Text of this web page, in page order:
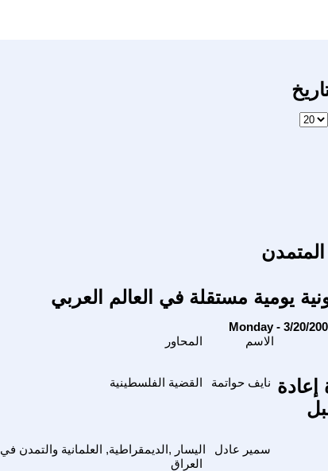
المتمدن
يومية مستقلة في العالم العربي
الاسم
القضية الفلسطينية نايف حواتمة إعادة
اليسار ,الديمقراطية, العلمانية والتمدن في
العراق
سمير عادل